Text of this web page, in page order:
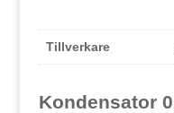
Tillverkare
Kondensator